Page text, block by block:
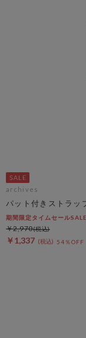
archives
パット付きストラッ
期間限定タイムセール
￥1,337 54％OFF
￥2,970